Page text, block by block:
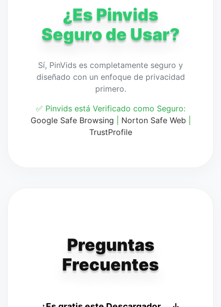
¿Es Pinvids
Seguro de Usar?
Sí, PinVids es completamente seguro y
diseñado con un enfoque de privacidad
primero.
✅ Pinvids está Verificado como Seguro:
Google Safe Browsing
Norton Safe Web
TrustProfile
Preguntas
Frecuentes